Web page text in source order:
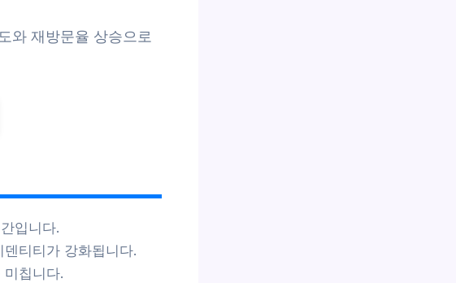
와 재방문율 상승으로
입니다.
티티가 강화됩니다.
칩니다.